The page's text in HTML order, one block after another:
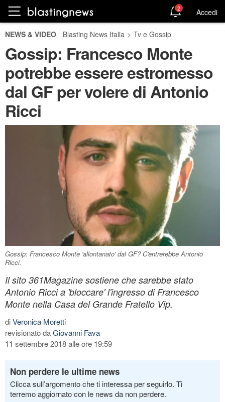
2 Accedi
NEWS & VIDEO Blasting News Italia > Tv e Gossip
Gossip: Francesco Monte
potrebbe essere estromesso
dal GF per volere di Antonio
Ricci
Gossip: Francesco Monte 'allontanato' dal GF? C'entrerebbe Antonio
Ricci.
Il sito 361Magazine sostiene che sarebbe stato
Antonio Ricci a 'bloccare' l'ingresso di Francesco
Monte nella Casa del Grande Fratello Vip.
diVeronica Moretti
revisionato daGiovanni Fava
11 settembre 2018 alle ore 19:59
Non perdere le ultime news
Clicca sull’argomento che ti interessa per seguirlo. Ti
terremo aggiornato con le news da non perdere.